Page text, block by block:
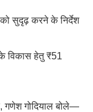
को सुदृढ़ करने के निर्देश
विकास हेतु ₹51
गणेश गोदियाल बोले—